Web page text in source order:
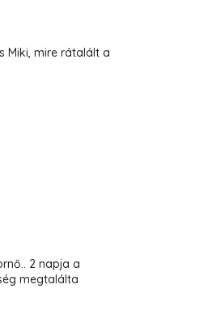
Miki, mire rátalált a
2 napja a
megtalálta